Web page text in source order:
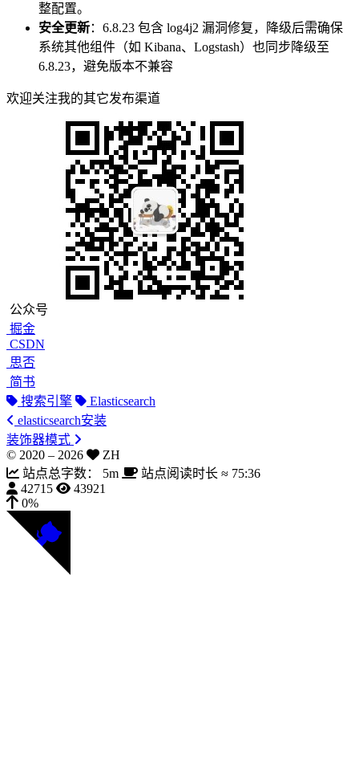
整配置。
安全更新：6.8.23 包含 log4j2 漏洞修复，降级后需确保
系统其他组件（如 Kibana、Logstash）也同步降级至
6.8.23，避免版本不兼容
欢迎关注我的其它发布渠道
公众号
掘金
CSDN
思否
简书
搜索引擎
Elasticsearch
elasticsearch安装
装饰器模式
© 2020 – 2026
ZH
站点总字数：
5m 站点阅读时长 ≈ 75:36
42715
43921
0%